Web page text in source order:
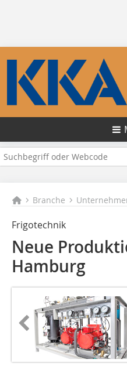
Branche
Frigotechnik
Neue
Hamburg